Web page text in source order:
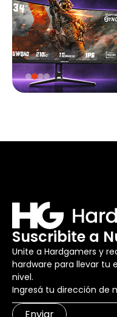
Suscribite a
Unite a Hardgamers y
hardware para llevar tu
nivel.
Enviar